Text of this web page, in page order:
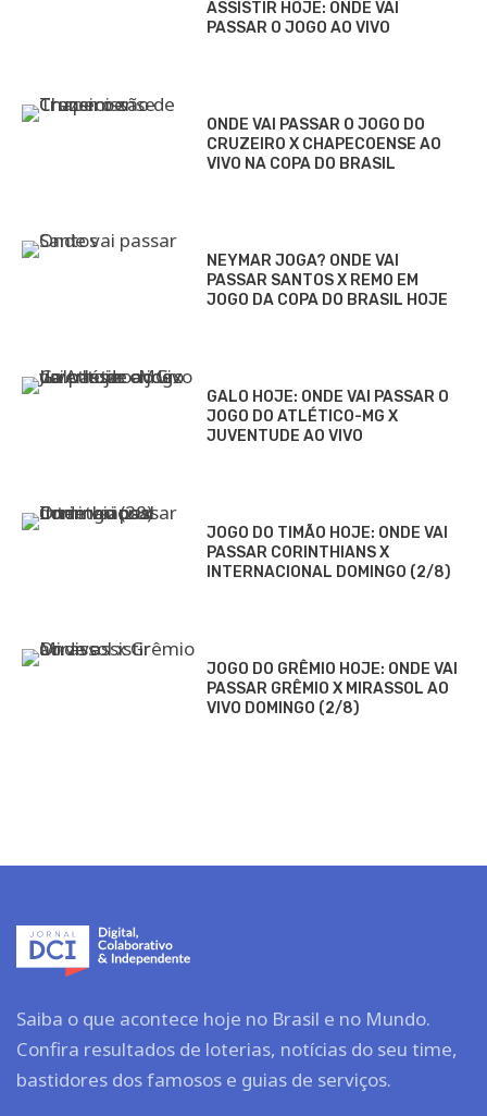
ASSISTIR HOJE: ONDE VAI
PASSAR O JOGO AO VIVO
ONDE VAI PASSAR O JOGO DO
CRUZEIRO X CHAPECOENSE AO
VIVO NA COPA DO BRASIL
NEYMAR JOGA? ONDE VAI
PASSAR SANTOS X REMO EM
JOGO DA COPA DO BRASIL HOJE
GALO HOJE: ONDE VAI PASSAR O
JOGO DO ATLÉTICO-MG X
JUVENTUDE AO VIVO
JOGO DO TIMÃO HOJE: ONDE VAI
PASSAR CORINTHIANS X
INTERNACIONAL DOMINGO (2/8)
JOGO DO GRÊMIO HOJE: ONDE VAI
PASSAR GRÊMIO X MIRASSOL AO
VIVO DOMINGO (2/8)
Saiba o que acontece hoje no Brasil e no Mundo.
Confira resultados de loterias, notícias do seu time,
bastidores dos famosos e guias de serviços.